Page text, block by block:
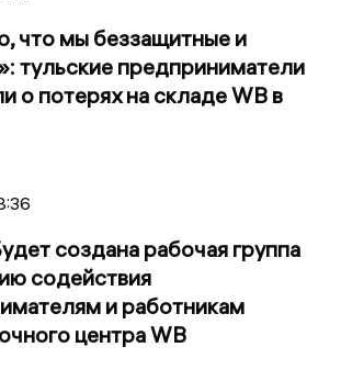
что мы беззащитные и
тульские предприниматели
о потерях на складе WB в
создана рабочая группа
содействия
и работникам
центра WB